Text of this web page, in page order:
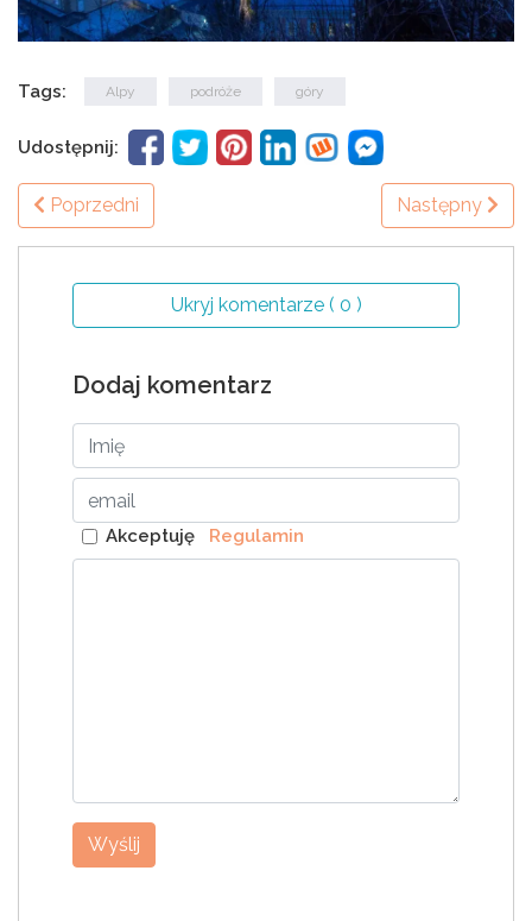
Tags: Alpy podróże góry
Udostępnij:
Poprzedni Następny
Ukryj komentarze ( 0 )
Dodaj komentarz
Akceptuję Regulamin
Wyślij